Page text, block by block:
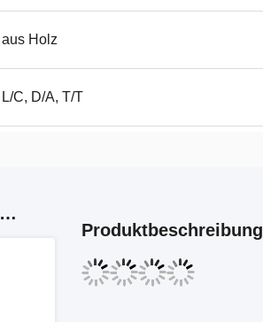
aus Holz
L/C, D/A, T/T
VERWANDTE PRODUKTE
Produktbeschreibung